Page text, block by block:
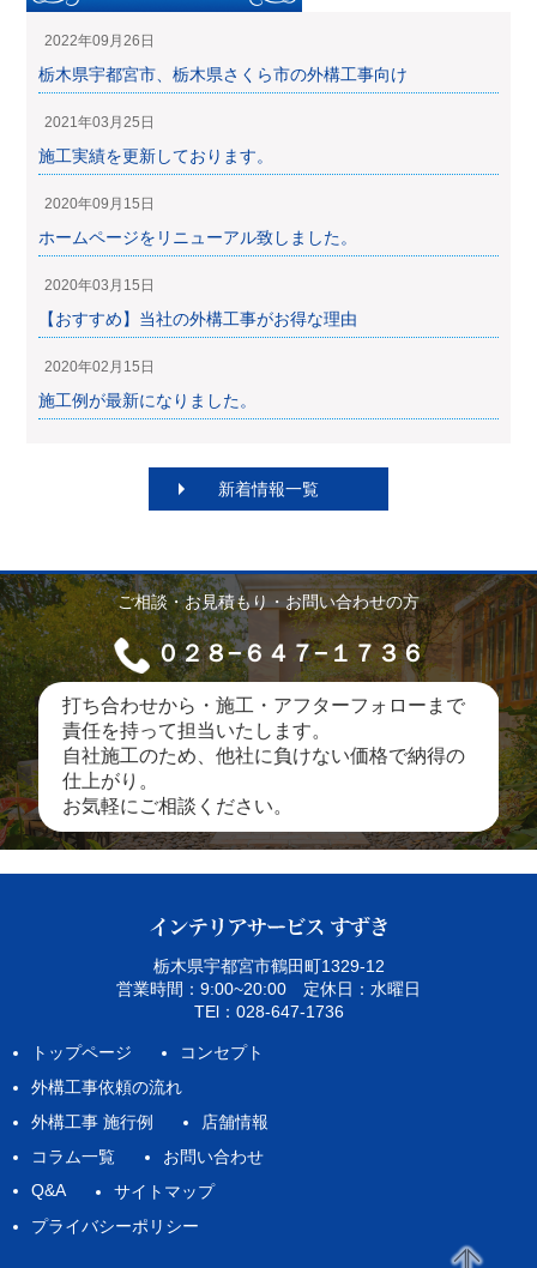
2022年09月26日
栃木県宇都宮市、栃木県さくら市の外構工事向け
2021年03月25日
施工実績を更新しております。
2020年09月15日
ホームページをリニューアル致しました。
2020年03月15日
【おすすめ】当社の外構工事がお得な理由
2020年02月15日
施工例が最新になりました。
新着情報一覧
ご相談・お見積もり・お問い合わせの方
０２８−６４７−１７３６
打ち合わせから・施工・アフターフォローまで
責任を持って担当いたします。
自社施工のため、他社に負けない価格で納得の
仕上がり。
お気軽にご相談ください。
栃木県宇都宮市鶴田町1329‐12
営業時間：9:00~20:00 定休日：水曜日
TEl：028-647-1736
トップページ
コンセプト
外構工事依頼の流れ
外構工事 施行例
店舗情報
コラム一覧
お問い合わせ
Q&A
サイトマップ
プライバシーポリシー